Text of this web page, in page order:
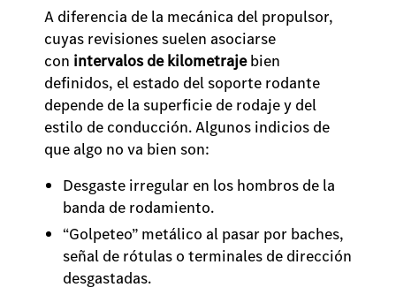
A diferencia de la mecánica del propulsor,
cuyas revisiones suelen asociarse
con intervalos de kilometrajebien
definidos, el estado del soporte rodante
depende de la superficie de rodaje y del
estilo de conducción. Algunos indicios de
que algo no va bien son:
Desgaste irregular en los hombros de la
banda de rodamiento.
“Golpeteo” metálico al pasar por baches,
señal de rótulas o terminales de dirección
desgastadas.